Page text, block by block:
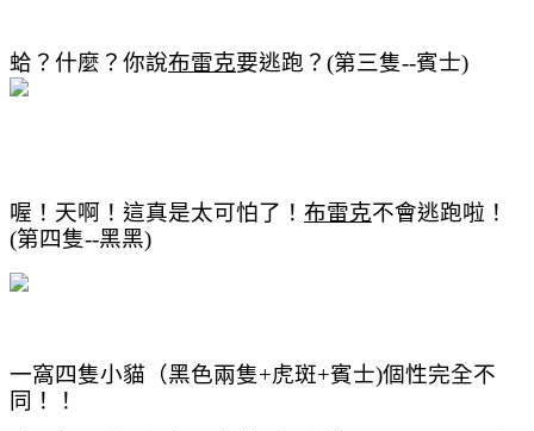
蛤？什麼？你說布雷克要逃跑？(第三隻--賓士)
喔！天啊！這真是太可怕了！ 布雷克不會逃跑啦！
(第四隻--黑黑)
一窩四隻小貓（黑色兩隻+虎斑+賓士)個性完全不
同！！